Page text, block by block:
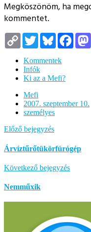
Megköszönöm, ha
kommentet.
Copy
Link
TwitterBluesky
Kommentek
Infók
Ki az a Mefi?
Mefi
2007. szeptember 10.
személyes
Előző bejegyzés
Árvíztűrőtükörfúrógép
Következő bejegyzés
Nemműxik